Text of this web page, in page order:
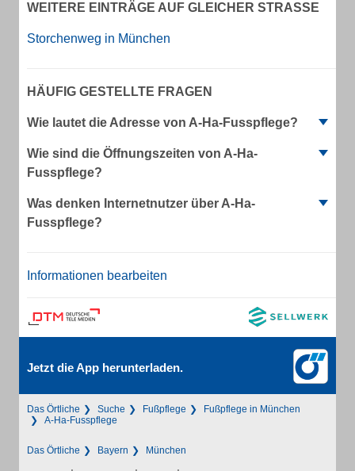
WEITERE EINTRÄGE AUF GLEICHER STRASSE
Storchenweg in München
HÄUFIG GESTELLTE FRAGEN
Wie lautet die Adresse von A-Ha-Fusspflege?
Wie sind die Öffnungszeiten von A-Ha-
Fusspflege?
Was denken Internetnutzer über A-Ha-
Fusspflege?
Informationen bearbeiten
Jetzt die App herunterladen.
Das Örtliche Suche Fußpflege
Fußpflege in München
A-Ha-Fusspflege
Das Örtliche Bayern München